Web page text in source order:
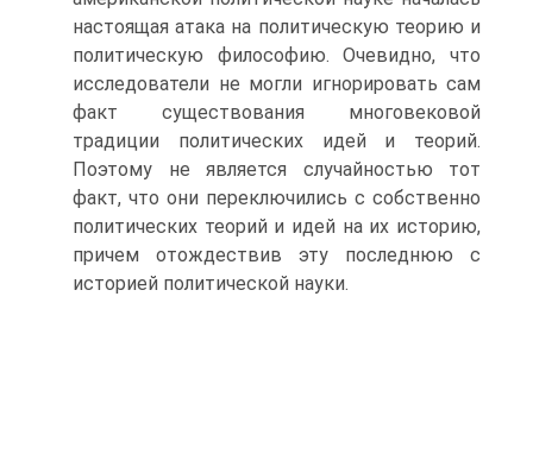
настоящая атака на политическую теорию и
политическую философию. Очевидно, что
исследователи не могли игнорировать сам
факт существования многовековой
традиции политических идей и теорий.
Поэтому не является случайностью тот
факт, что они переключились с собственно
политических теорий и идей на их историю,
причем отождествив эту последнюю с
историей политической науки.